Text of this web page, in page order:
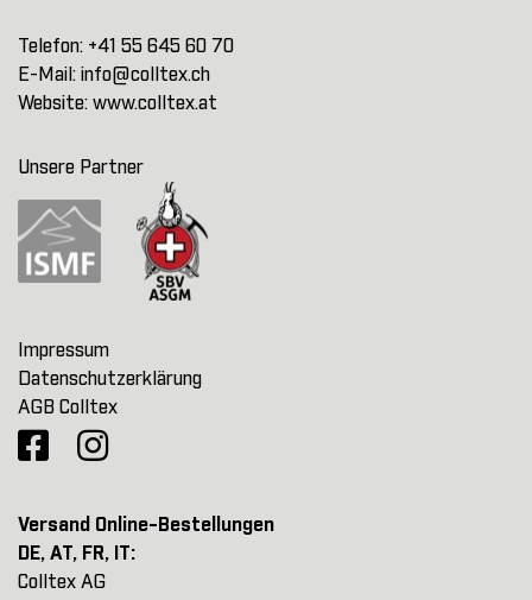
Telefon: +41 55 645 60 70
E-Mail: info@colltex.ch
Website: www.colltex.at
Unsere Partner
Impressum
Datenschutzerklärung
AGB Colltex
Versand Online-Bestellungen
DE, AT, FR, IT:
Colltex AG